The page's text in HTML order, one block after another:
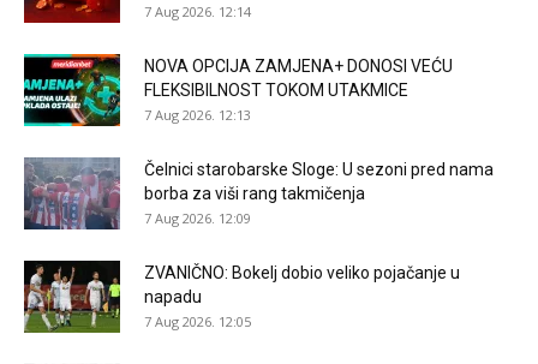
7 Aug 2026. 12:14
NOVA OPCIJA ZAMJENA+ DONOSI VEĆU
FLEKSIBILNOST TOKOM UTAKMICE
7 Aug 2026. 12:13
Čelnici starobarske Sloge: U sezoni pred nama
borba za viši rang takmičenja
7 Aug 2026. 12:09
ZVANIČNO: Bokelj dobio veliko pojačanje u
napadu
7 Aug 2026. 12:05